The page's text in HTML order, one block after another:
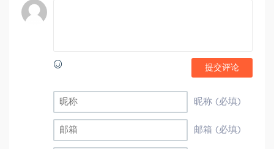
提交评论
昵称 (必填)
邮箱 (必填)